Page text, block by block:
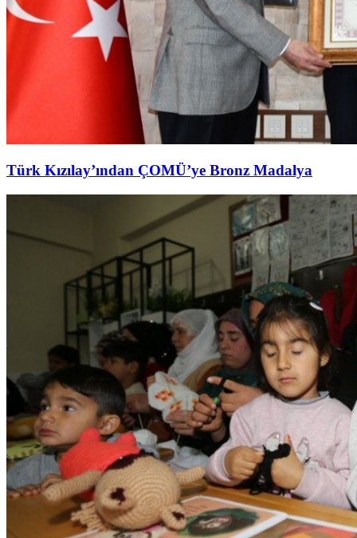
Türk Kızılay’ından ÇOMÜ’ye Bronz Madalya